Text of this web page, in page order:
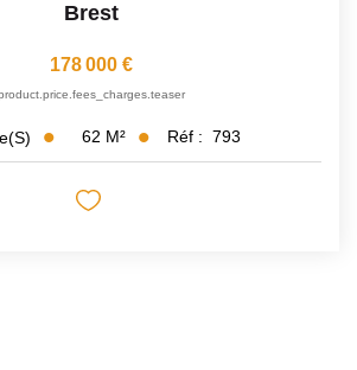
Brest
178 000 €
62 M² Réf : 793